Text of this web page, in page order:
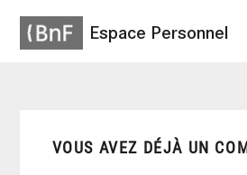
Espace Personnel
VOUS AVEZ DÉJÀ UN